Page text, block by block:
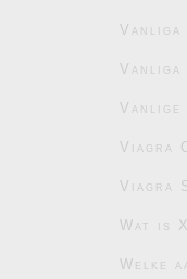
Vanlige
Viagra
Viagra
Wat is
Welke